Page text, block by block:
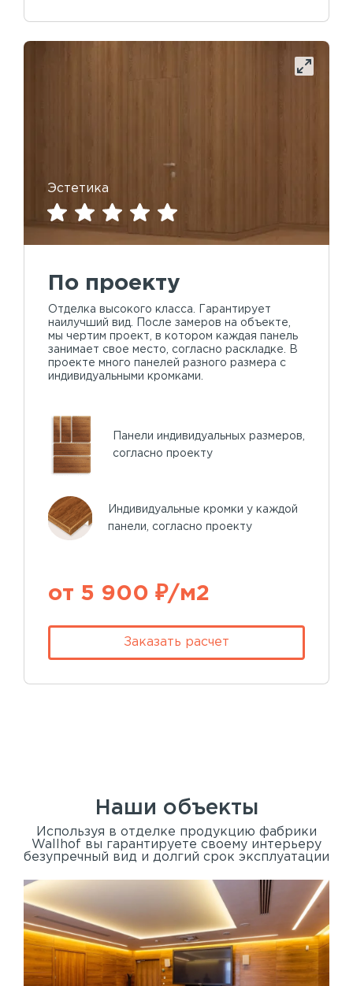
Эстетика
По проекту
Отделка высокого класса. Гарантирует
наилучший вид. После замеров на объекте,
мы чертим проект, в котором каждая панель
занимает свое место, согласно раскладке. В
проекте много панелей разного размера с
индивидуальными кромками.
Панели индивидуальных размеров,
согласно проекту
Индивидуальные кромки у каждой
панели, согласно проекту
от 5 900 ₽/м2
Заказать расчет
Наши объекты
Используя в отделке продукцию фабрики
Wallhof вы гарантируете своему интерьеру
безупречный вид и долгий срок эксплуатации